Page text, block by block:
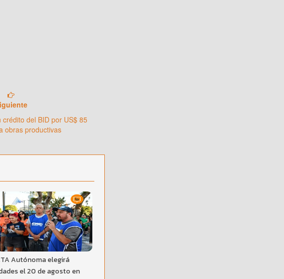
del BID por US$ 85
obras productivas
Autónoma elegirá
el 20 de agosto en